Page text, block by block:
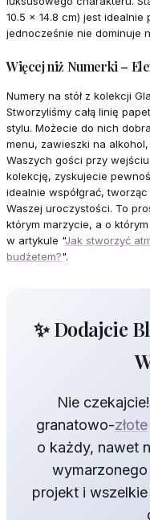
10.5 x 14.8 cm) jest
jednocześnie nie dominuje
Więcej niż Numerki –
Numery na stół z kolekcji
Stworzyliśmy całą linię
stylu. Możecie do nich
menu, zawieszki na
Waszych gości przy
kolekcję, zyskujecie
idealnie współgrać,
Waszej uroczystości. To
którym marzycie, a o
w artykule "Jak stworzyć
budżetem?".
✨ Dodajcie
Nie
granatowo-złote
o każdy, nawet
projekt i